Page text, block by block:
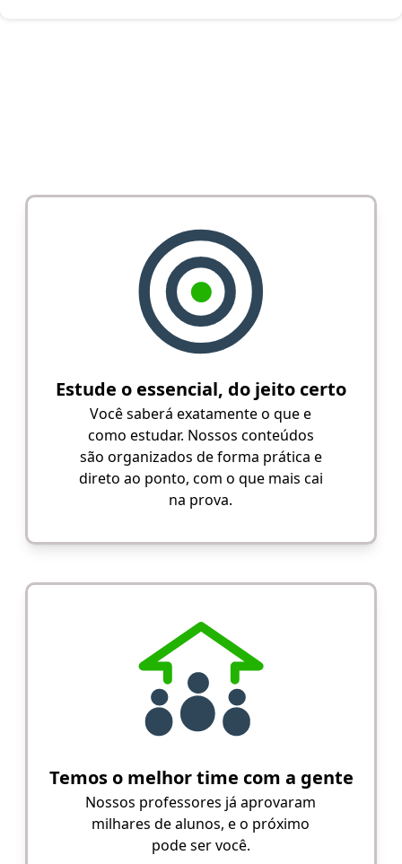
Estude o essencial, do jeito certo
Você saberá exatamente o que e
como estudar. Nossos conteúdos
são organizados de forma prática e
direto ao ponto, com o que mais cai
na prova.
Temos o melhor time com a gente
Nossos professores já aprovaram
milhares de alunos, e o próximo
pode ser você.